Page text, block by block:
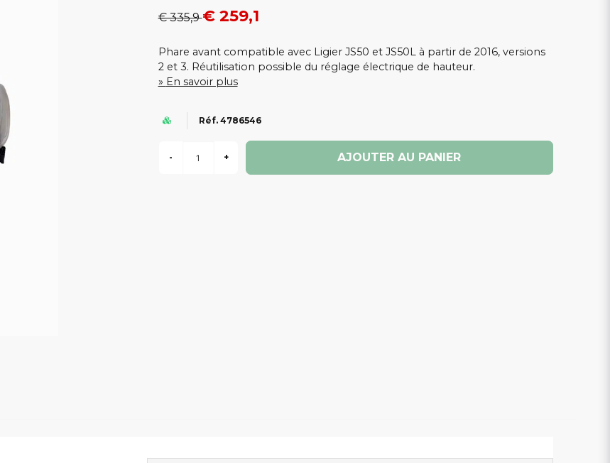
€ 335,9€ 259,1
Phare avant compatible avec Ligier JS50 et JS50L à partir de 2016, versions
2 et 3. Réutilisation possible du réglage électrique de hauteur.
En savoir plus
Réf. 4786546
- + AJOUTER AU PANIER